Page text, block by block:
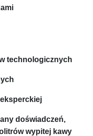
technologicznych
doświadczeń,
wypitej kawy